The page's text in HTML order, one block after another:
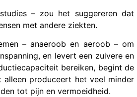
– zou het suggereren dat
met andere ziekten.
– anaeroob en aeroob – om
en levert een zuivere en
bereiken, begint de
produceert het veel minder
tot pijn en vermoeidheid.